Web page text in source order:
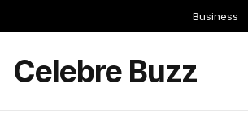
Business
Celebre Buzz